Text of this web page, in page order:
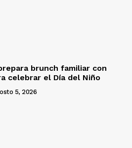
brunch familiar con
celebrar el Día del Niño
5, 2026